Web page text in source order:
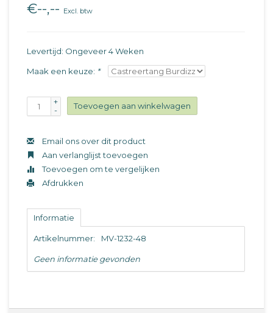
€--,-- Excl. btw
Levertijd: Ongeveer 4 Weken
Maak een keuze: *
+
-
Toevoegen aan winkelwagen
Email ons over dit product
Aan verlanglijst toevoegen
Toevoegen om te vergelijken
Afdrukken
Informatie
Artikelnummer: MV-1232-48
Geen informatie gevonden